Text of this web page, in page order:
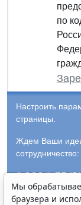
по
Настроить
страницы.
Ждем Ваши
сотрудничество:
© ООО "НПП
и ее партнеры
Мы
браузера и